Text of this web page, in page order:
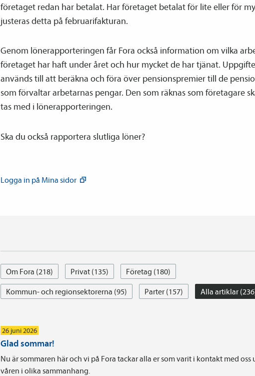
företaget redan har betalat. Har företaget betalat för lite eller för
justeras detta på februarifakturan.
Genom löne­­­rapporteringen får Fora också information om vilka
företaget har haft under året och hur mycket de har tjänat.
används till att beräkna och föra över pensions­premier till de
som förvaltar arbetarnas pengar. Den som räknas som företagare
tas med i löne­­­rapporteringen.
Ska du också rapportera slutliga löner?
Logga in på Mina sidor
Om Fora (218) Privat (135)
Företag (180)
Kommun- och regionsektorerna (95)
Parter (157) Alla artiklar
26 juni 2026
Glad sommar!
Nu är sommaren här och vi på Fora tackar alla er som varit i kontakt med oss
våren i olika sammanhang.